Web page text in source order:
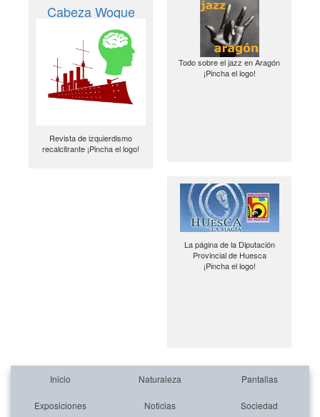
Cabeza Woque
Revista de izquierdismo
recalcitrante ¡Pincha el logo!
Todo sobre el jazz en Aragón
¡Pincha el logo!
La página de la Diputación
Provincial de Huesca
¡Pincha el logo!
Inicio Naturaleza Pantallas
Exposiciones Noticias Sociedad